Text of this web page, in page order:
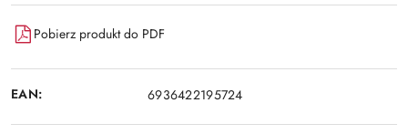
Pobierz produkt do PDF
EAN: 6936422195724